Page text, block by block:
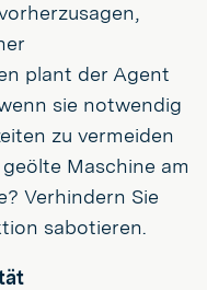
plant der Agent
sie notwendig
zu vermeiden
Maschine am
Verhindern Sie
sabotieren.